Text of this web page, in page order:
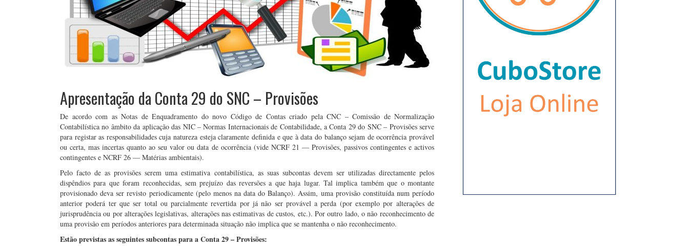
Apresentação da Conta 29 do SNC – Provisões
De acordo com as Notas de Enquadramento do novo Código de Contas criado pela CNC – Comissão de Normalização
Contabilística no âmbito da aplicação das NIC – Normas Internacionais de Contabilidade, a Conta 29 do SNC – Provisões serve
para registar as responsabilidades cuja natureza esteja claramente definida e que à data do balanço sejam de ocorrência provável
ou certa, mas incertas quanto ao seu valor ou data de ocorrência (vide NCRF 21 — Provisões, passivos contingentes e activos
contingentes e NCRF 26 — Matérias ambientais).
Pelo facto de as provisões serem uma estimativa contabilística, as suas subcontas devem ser utilizadas directamente pelos
dispêndios para que foram reconhecidas, sem prejuízo das reversões a que haja lugar. Tal implica também que o montante
provisionado deva ser revisto periodicamente (pelo menos na data do Balanço). Assim, uma provisão constituída num período
anterior poderá ter que ser total ou parcialmente revertida por já não ser provável a perda (por exemplo por alterações de
jurisprudência ou por alterações legislativas, alterações nas estimativas de custos, etc.). Por outro lado, o não reconhecimento de
uma provisão em períodos anteriores para determinada situação não implica que se mantenha o não reconhecimento.
Estão previstas as seguintes subcontas para a Conta 29 – Provisões: